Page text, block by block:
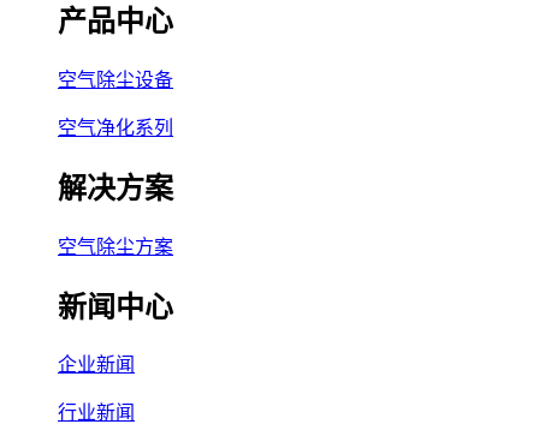
产品中心
空气除尘设备
空气净化系列
解决方案
空气除尘方案
新闻中心
企业新闻
行业新闻